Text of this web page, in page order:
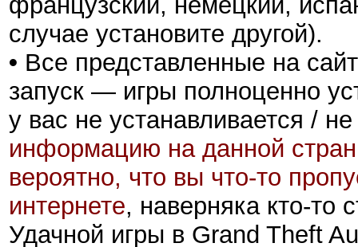
случае установите другой).
• Все представленные на
запуск — игры полноценно
у вас не устанавливается /
информацию на данной
вероятно, что вы что-то
интернете, наверняка кто-то
Удачной игры в Grand Theft